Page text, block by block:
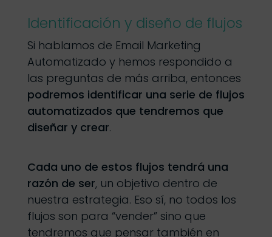
Identificación y diseño de flujos
Si hablamos de Email Marketing
Automatizado y hemos respondido a
las preguntas de más arriba, entonces
podremos identificar una serie de flujos
automatizados que tendremos que
diseñar y crear.
Cada uno de estos flujos tendrá una
razón de ser, un objetivo dentro de
nuestra estrategia. Eso sí, no todos los
flujos son para “vender” sino que
tendremos que pensar también en